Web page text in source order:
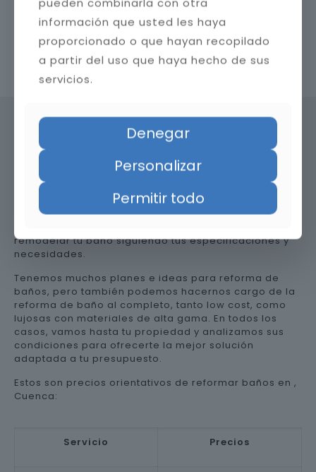
Contacta con nosotros
Precio de reformar el baño en
remodelar tu baño siguiendo tus especificaciones y
necesidades.
Tenemos muchos planes e ideas para reforma de
baños, pero también podemos hacernos cargo de la
reforma de baño al completo, tanto low cost, como
lujosas con materiales de alta gama. En todos los
casos, vamos hasta tu propiedad y analizamos sus
condiciones para ofrecerte la mejor solución
adaptada a tu presupuesto.
Estos son precios orientativos de reformar baños en ,
Cuenca:
Servicio Precios
información que usted les haya
proporcionado o que hayan recopilado
a partir del uso que haya hecho de sus
servicios.
Denegar
Personalizar
Permitir todo